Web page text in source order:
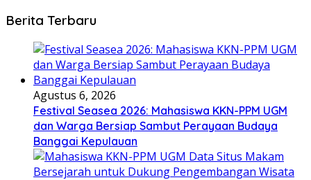
Berita Terbaru
Agustus 6, 2026
Festival Seasea 2026: Mahasiswa KKN-PPM UGM
dan Warga Bersiap Sambut Perayaan Budaya
Banggai Kepulauan